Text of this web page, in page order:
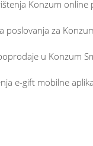
Konzum online
poslovanja za
u Konzum
e-gift mobilne